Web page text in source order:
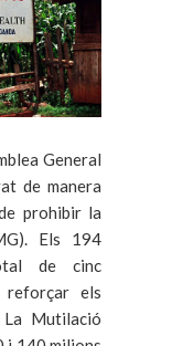
General
de manera
prohibir la
Els 194
de cinc
reforçar els
Mutilació